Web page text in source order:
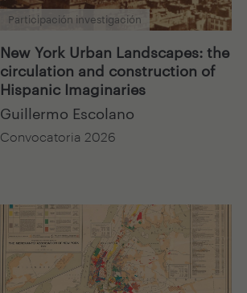
Participación investigación
New York Urban Landscapes: the
circulation and construction of
Hispanic Imaginaries
Guillermo Escolano
Convocatoria 2026